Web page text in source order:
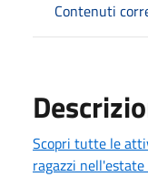
Contenuti
Scopri tutte le
ragazzi